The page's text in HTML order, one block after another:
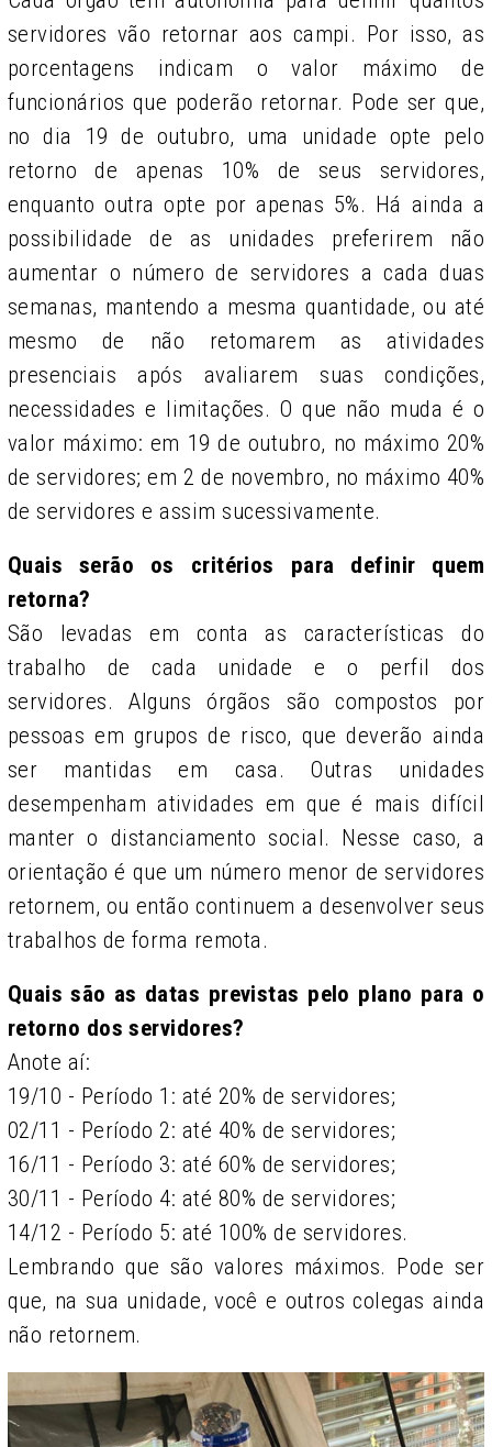
servidores vão retornar aos campi. Por isso, as
porcentagens indicam o valor máximo de
funcionários que poderão retornar. Pode ser que,
no dia 19 de outubro, uma unidade opte pelo
retorno de apenas 10% de seus servidores,
enquanto outra opte por apenas 5%. Há ainda a
possibilidade de as unidades preferirem não
aumentar o número de servidores a cada duas
semanas, mantendo a mesma quantidade, ou até
mesmo de não retomarem as atividades
presenciais após avaliarem suas condições,
necessidades e limitações. O que não muda é o
valor máximo: em 19 de outubro, no máximo 20%
de servidores; em 2 de novembro, no máximo 40%
de servidores e assim sucessivamente.
Quais serão os critérios para definir quem
retorna?
São levadas em conta as características do
trabalho de cada unidade e o perfil dos
servidores. Alguns órgãos são compostos por
pessoas em grupos de risco, que deverão ainda
ser mantidas em casa. Outras unidades
desempenham atividades em que é mais difícil
manter o distanciamento social. Nesse caso, a
orientação é que um número menor de servidores
retornem, ou então continuem a desenvolver seus
trabalhos de forma remota.
Quais são as datas previstas pelo plano para o
retorno dos servidores?
Anote aí:
19/10 - Período 1: até 20% de servidores;
02/11 - Período 2: até 40% de servidores;
16/11 - Período 3: até 60% de servidores;
30/11 - Período 4: até 80% de servidores;
14/12 - Período 5: até 100% de servidores.
Lembrando que são valores máximos. Pode ser
que, na sua unidade, você e outros colegas ainda
não retornem.